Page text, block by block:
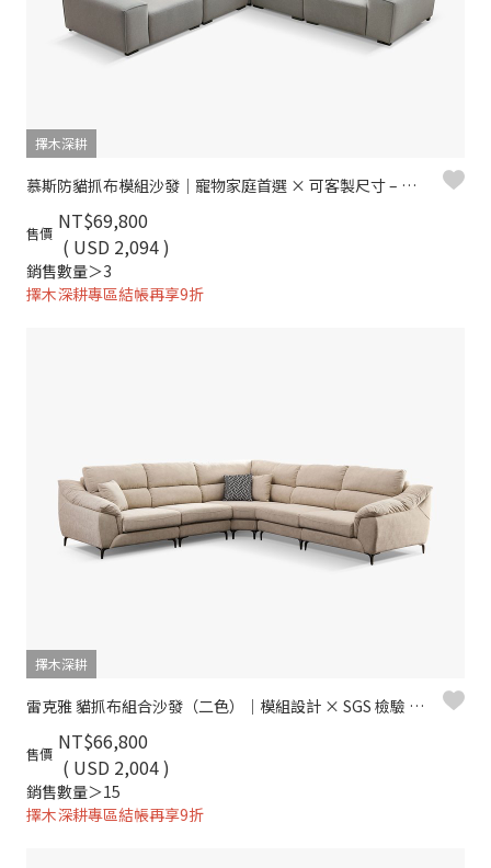
擇木深耕
慕斯防貓抓布模組沙發｜寵物家庭首選 × 可客製尺寸 – 擇木深耕
售價 NT$69,800
( USD 2,094 )
銷售數量＞3
擇木深耕專區結帳再享9折
擇木深耕
雷克雅 貓抓布組合沙發（二色）｜模組設計 × SGS 檢驗 × 耐磨防潑水 – 擇木深耕
售價 NT$66,800
( USD 2,004 )
銷售數量＞15
擇木深耕專區結帳再享9折